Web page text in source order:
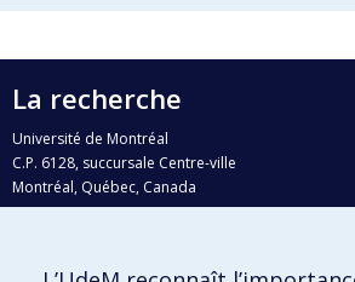
La recherche
Université de Montréal
C.P. 6128, succursale Centre-ville
Montréal, Québec, Canada
H3C 3J7